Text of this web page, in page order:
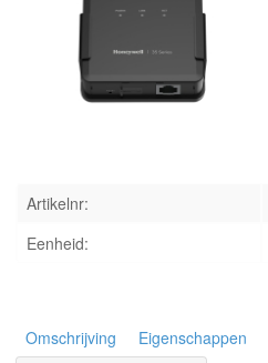
CONTACT
INLOGGEN
Artikelnr:
Eenheid:
Omschrijving Eigenschappen